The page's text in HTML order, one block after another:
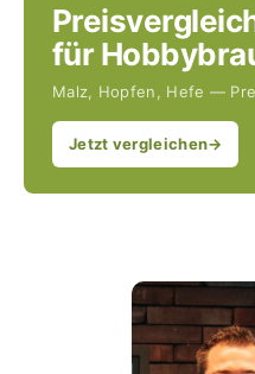
für
Malz, Hopfen, Hefe —
Jetzt vergleichen→